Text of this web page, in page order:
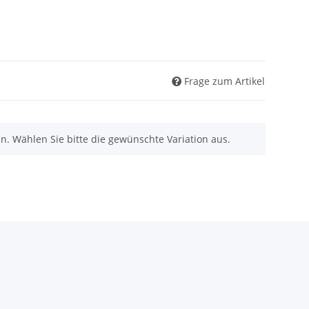
Frage zum Artikel
Wählen Sie bitte die gewünschte Variation aus.